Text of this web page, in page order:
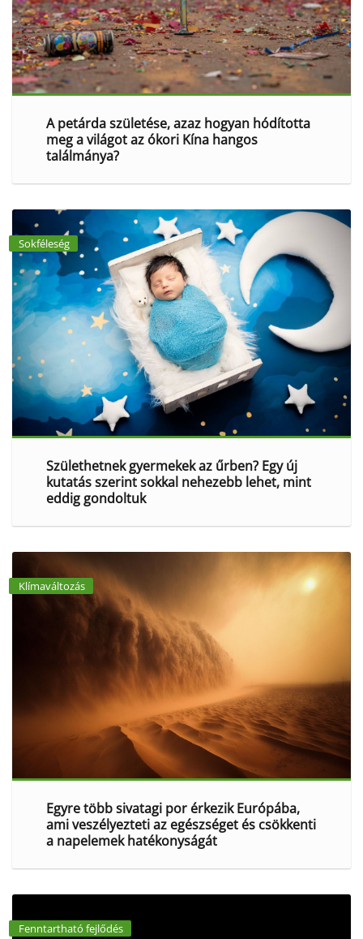
A petárda születése, azaz hogyan hódította
meg a világot az ókori Kína hangos
találmánya?
Sokféleség
Születhetnek gyermekek az űrben? Egy új
kutatás szerint sokkal nehezebb lehet, mint
eddig gondoltuk
Klímaváltozás
Egyre több sivatagi por érkezik Európába,
ami veszélyezteti az egészséget és csökkenti
a napelemek hatékonyságát
Fenntartható fejlődés